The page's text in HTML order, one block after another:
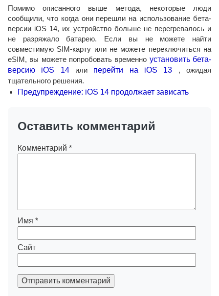
Помимо описанного выше метода, некоторые люди
сообщили, что когда они перешли на использование бета-
версии iOS 14, их устройство больше не перегревалось и
не разряжало батарею. Если вы не можете найти
совместимую SIM-карту или не можете переключиться на
eSIM, вы можете попробовать временно установить бета-
версию iOS 14или перейти на iOS 13 , ожидая
тщательного решения.
Предупреждение: iOS 14 продолжает зависать
Оставить комментарий
Комментарий *
Имя *
Сайт
Отправить комментарий